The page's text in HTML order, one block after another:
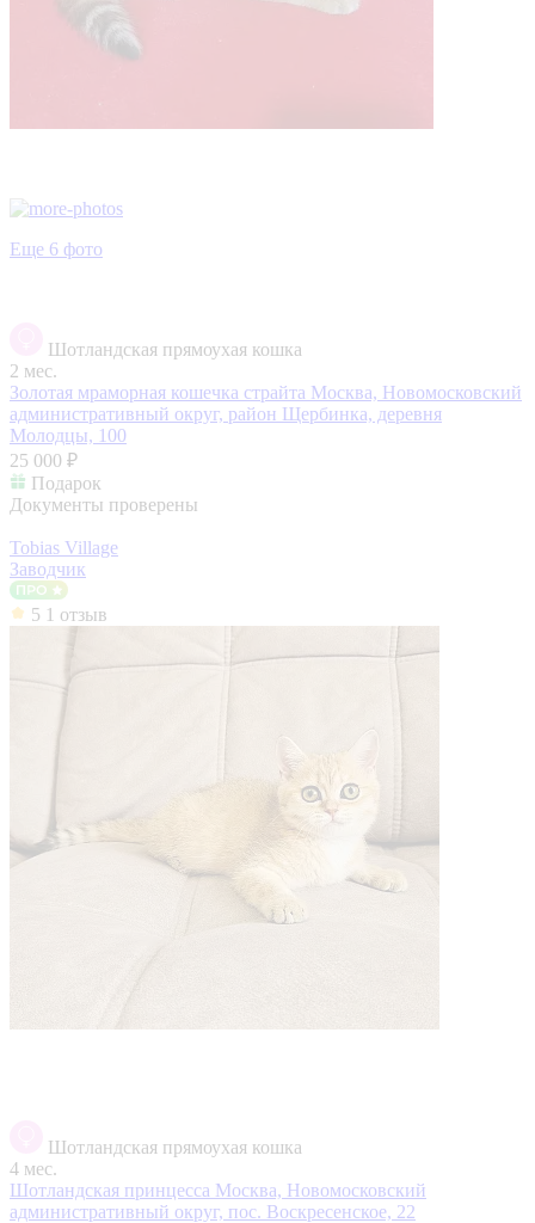
Еще 6 фото
Шотландская прямоухая кошка
2 мес.
Золотая мраморная кошечка страйта Москва, Новомосковский
административный округ, район Щербинка, деревня
Молодцы, 100
25 000 ₽
Подарок
Документы проверены
Tobias Village
Заводчик
5 1 отзыв
Шотландская прямоухая кошка
4 мес.
Шотландская принцесса Москва, Новомосковский
административный округ, пос. Воскресенское, 22